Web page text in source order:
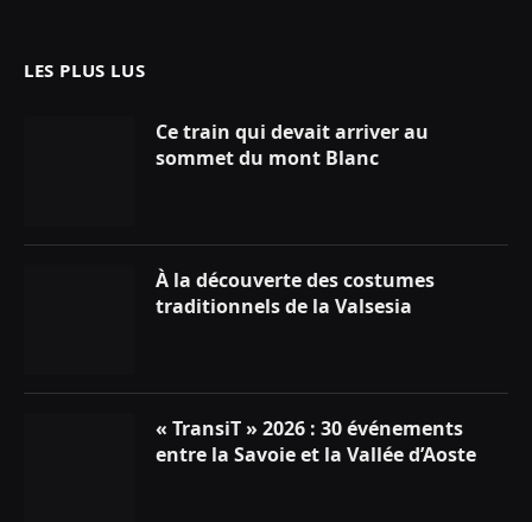
LES PLUS LUS
Ce train qui devait arriver au
sommet du mont Blanc
À la découverte des costumes
traditionnels de la Valsesia
« TransiT » 2026 : 30 événements
entre la Savoie et la Vallée d’Aoste